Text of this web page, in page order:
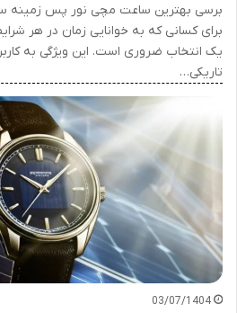
برسی بهترین ساعت مچی نور پس زمینه
برای کسانی که به خوانایی زمان در هر
یک انتخاب ضروری است. این ویژگی به
تاریکی…
03/07/1404